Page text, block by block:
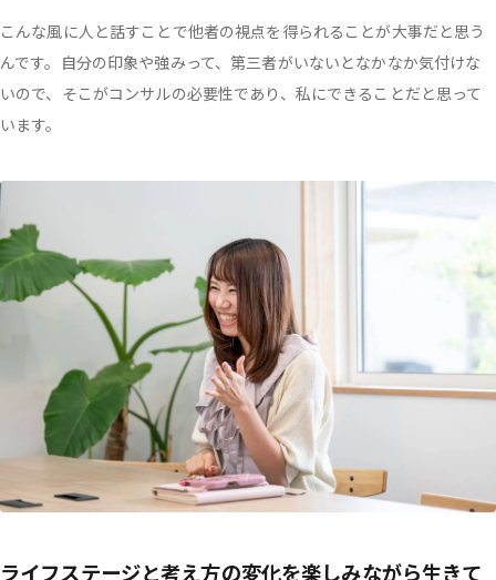
こんな風に人と話すことで他者の視点を得られることが大事だと思う
んです。自分の印象や強みって、第三者がいないとなかなか気付けな
いので、そこがコンサルの必要性であり、私にできることだと思って
います。
ライフステージと考え方の変化を楽しみながら生きて